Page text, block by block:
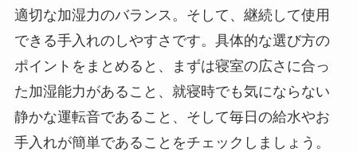
適切な加湿力のバランス。そして、継続して使用
できる手入れのしやすさです。具体的な選び方の
ポイントをまとめると、まずは寝室の広さに合っ
た加湿能力があること、就寝時でも気にならない
静かな運転音であること、そして毎日の給水やお
手入れが簡単であることをチェックしましょう。